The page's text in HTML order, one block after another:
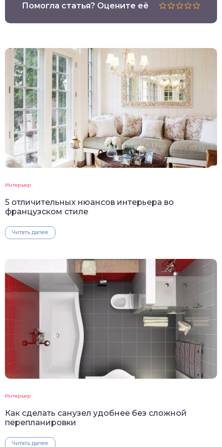
Помогла статья? Оцените её
Интерьер
5 отличительных нюансов интерьера во
французском стиле
Читать далее
Интерьер
Как сделать санузел удобнее без сложной
перепланировки
Читать далее